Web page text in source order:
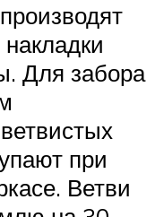
Для забора
при
Ветви